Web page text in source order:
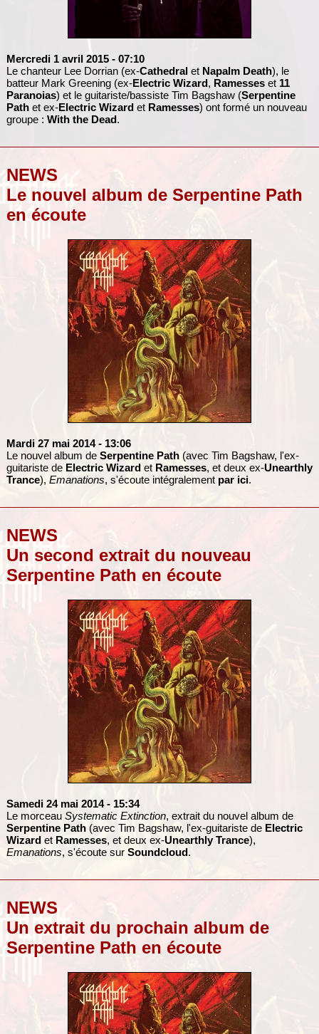
Mercredi 1 avril 2015 - 07:10
Le chanteur Lee Dorrian (ex-Cathedralet Napalm Death), le
batteur Mark Greening (ex-Electric Wizard, Ramesseset 11
Paranoias) et le guitariste/bassiste Tim Bagshaw (Serpentine
Pathet ex-Electric Wizardet Ramesses) ont formé un nouveau
groupe : With the Dead.
NEWS
Le nouvel album de Serpentine Path
en écoute
Mardi 27 mai 2014 - 13:06
Le nouvel album de Serpentine Path(avec Tim Bagshaw, l'ex-
guitariste de Electric Wizardet Ramesses, et deux ex-Unearthly
Trance), Emanations, s'écoute intégralement par ici.
NEWS
Un second extrait du nouveau
Serpentine Path en écoute
Samedi 24 mai 2014 - 15:34
Le morceau Systematic Extinction, extrait du nouvel album de
Serpentine Path(avec Tim Bagshaw, l'ex-guitariste de Electric
Wizardet Ramesses, et deux ex-Unearthly Trance),
Emanations, s'écoute sur Soundcloud.
NEWS
Un extrait du prochain album de
Serpentine Path en écoute